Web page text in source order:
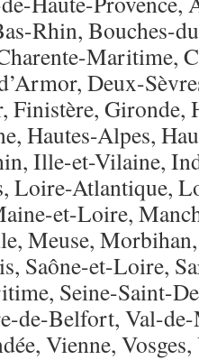
Rhin, Bouches-
Maritime,
Deux-
Gironde,
Hautes-Alpes,
Ille-et-Vilaine,
Loire-Atlantique,
et-Loire,
Meuse,
Saône-et-Loire,
Seine-Saint-
de-Belfort, Val-de-
Vienne,